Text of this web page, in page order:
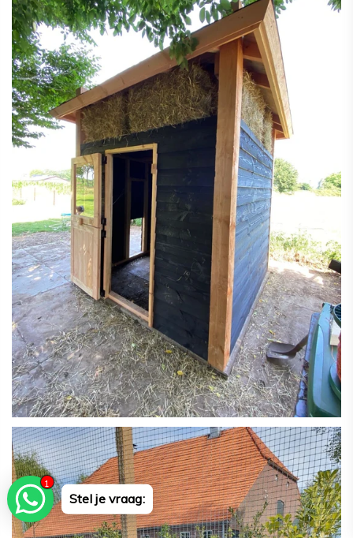
Stel je vraag:
1